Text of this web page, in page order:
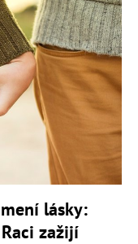
lásky:
zažijí